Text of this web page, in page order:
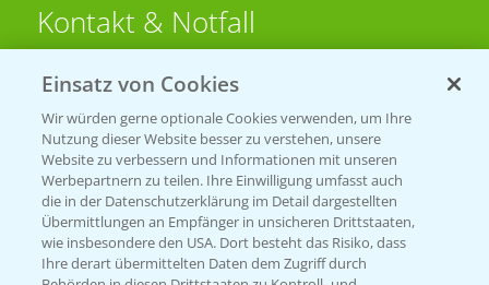
Kontakt & Notfall
Beratung auf WhatsApp
T.+49 (0)174 346 564 1
KONTAKT
Hilfe in Notfällen
T.+49 (0)214/30-20220
Einsatz von Cookies
Wir würden gerne optionale Cookies verwenden, um Ihre
Nutzung dieser Website besser zu verstehen, unsere
Website zu verbessern und Informationen mit unseren
Werbepartnern zu teilen. Ihre Einwilligung umfasst auch
die in der Datenschutzerklärung im Detail dargestellten
Übermittlungen an Empfänger in unsicheren Drittstaaten,
wie insbesondere den USA. Dort besteht das Risiko, dass
Ihre derart übermittelten Daten dem Zugriff durch